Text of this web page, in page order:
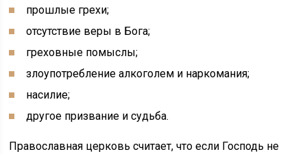
прошлые грехи;
отсутствие веры в Бога;
греховные помыслы;
злоупотребление алкоголем и наркомания;
насилие;
другое призвание и судьба.
Православная церковь считает, что если Господь не